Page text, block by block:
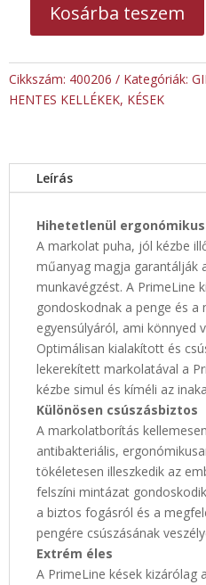
PrimeLine
pengéjű
daraboló
kés.
Kosárba teszem
Cikkszám: 400206 Kategóriák:
HENTES KELLÉKEK, KÉSEK
Leírás
Hihetetlenül ergonómikus
A markolat puha, jól kézbe
műanyag magja garantálják
munkavégzést. A PrimeLine
gondoskodnak a penge és
egyensúlyáról, ami könnyed
Optimálisan kialakított és
lekerekített markolatával a
kézbe simul és kíméli az
Különösen csúszásbiztos
A markolatborítás
antibakteriális,
tökéletesen illeszkedik az
felszíni mintázat
a biztos fogásról és a
pengére csúszásának
Extrém éles
A PrimeLine kések kizárólag